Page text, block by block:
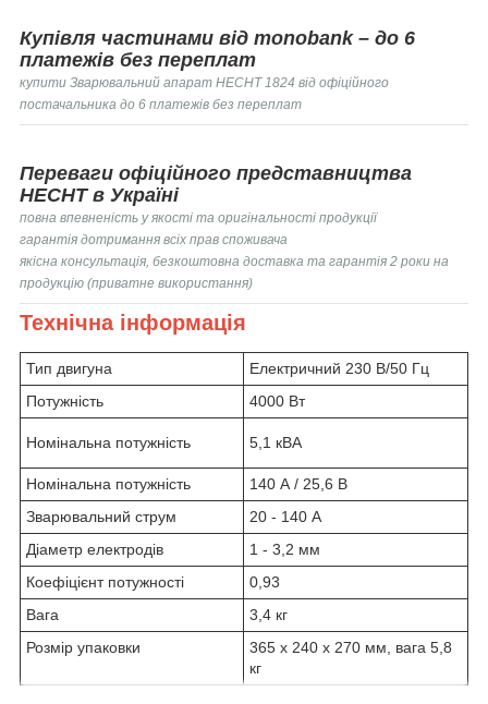
Купівля частинами від monobank – до 6
платежів без переплат
купити Зварювальний апарат HECHT 1824 від офіційного
постачальника до 6 платежів без переплат
Переваги офіційного представництва
HECHT в Україні
повна впевненість у якості та оригінальності продукції
гарантія дотримання всіх прав споживача
якісна консультація, безкоштовна доставка та гарантія 2 роки на
продукцію (приватне використання)
Технічна інформація
Тип двигуна
Електричний 230 В/50 Гц
Потужність
4000 Вт
Номінальна потужність 5,1 кВА
Номінальна потужність
140 А / 25,6 В
Зварювальний струм
20 - 140 А
Діаметр електродів
1 - 3,2 мм
Коефіцієнт потужності
0,93
Вага
3,4 кг
Розмір упаковки
365 x 240 x 270 мм, вага 5,8
кг